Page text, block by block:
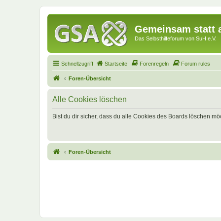
Gemeinsam statt
Das Selbsthilfeforum von SuH e.V.
Schnellzugriff Startseite Forenregeln Forum rules
Foren-Übersicht
Alle Cookies löschen
Bist du dir sicher, dass du alle Cookies des Boards löschen
Foren-Übersicht